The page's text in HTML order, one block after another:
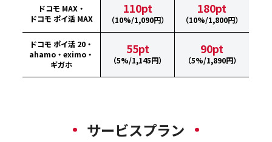
ドコモ MAX・
ドコモ ポイ活 MAX
110pt
（10%/1,090円）
180pt
（10%/1,800円）
ドコモ ポイ活 20・
ahamo・eximo・
ギガホ
55pt
（5%/1,145円）
90pt
（5%/1,890円）
サービスプラン